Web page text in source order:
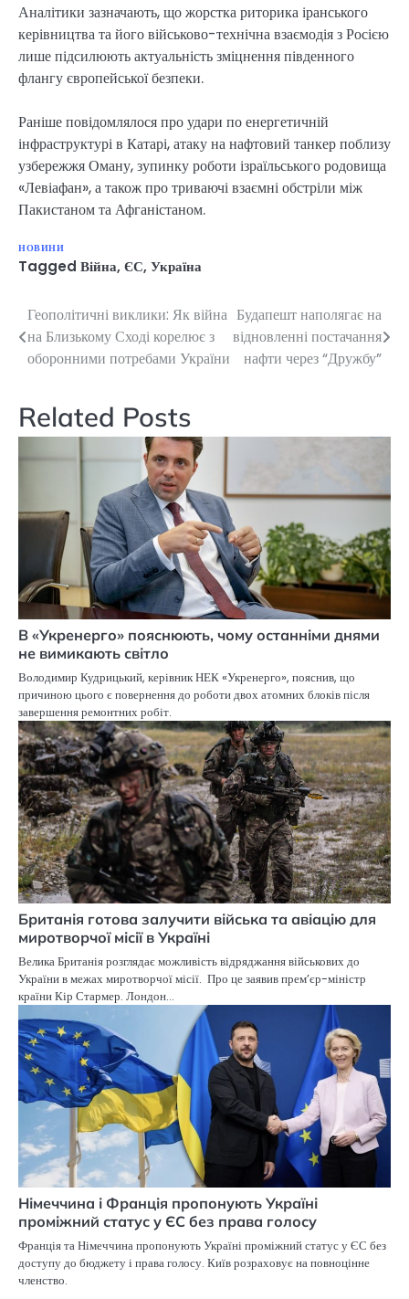
Аналітики зазначають, що жорстка риторика іранського
керівництва та його військово-технічна взаємодія з Росією
лише підсилюють актуальність зміцнення південного
флангу європейської безпеки.
Раніше повідомлялося про удари по енергетичній
інфраструктурі в Катарі, атаку на нафтовий танкер поблизу
узбережжя Оману, зупинку роботи ізраїльського родовища
«Левіафан», а також про триваючі взаємні обстріли між
Пакистаном та Афганістаном.
НОВИНИ
Tagged Війна, ЄС, Україна
Навігація
записів
Геополітичні виклики: Як війна
на Близькому Сході корелює з
оборонними потребами України
Будапешт наполягає на
відновленні постачання
нафти через “Дружбу”
Related Posts
В «Укренерго» пояснюють, чому останніми днями
не вимикають світло
Володимир Кудрицький, керівник НЕК «Укренерго», пояснив, що
причиною цього є повернення до роботи двох атомних блоків після
завершення ремонтних робіт.
Британія готова залучити війська та авіацію для
миротворчої місії в Україні
Велика Британія розглядає можливість відряджання військових до
України в межах миротворчої місії. Про це заявив прем’єр-міністр
країни Кір Стармер. Лондон…
Німеччина і Франція пропонують Україні
проміжний статус у ЄС без права голосу
Франція та Німеччина пропонують Україні проміжний статус у ЄС без
доступу до бюджету і права голосу. Київ розраховує на повноцінне
членство.